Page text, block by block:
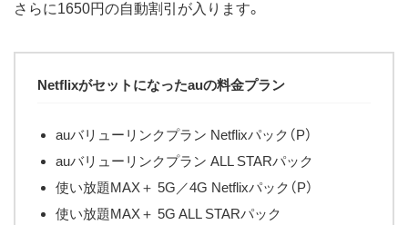
さらに1650円の自動割引が入ります。
Netflixがセットになったauの料金プラン
auバリューリンクプラン Netflixパック（P）
auバリューリンクプラン ALL STARパック
使い放題MAX＋ 5G／4G Netflixパック（P）
使い放題MAX＋ 5G ALL STARパック